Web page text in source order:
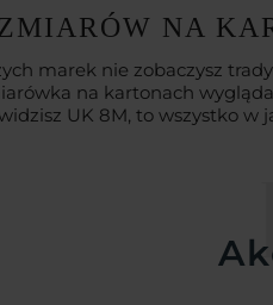
NA
marek nie zobaczysz
na kartonach
UK 8M, to wszystko w